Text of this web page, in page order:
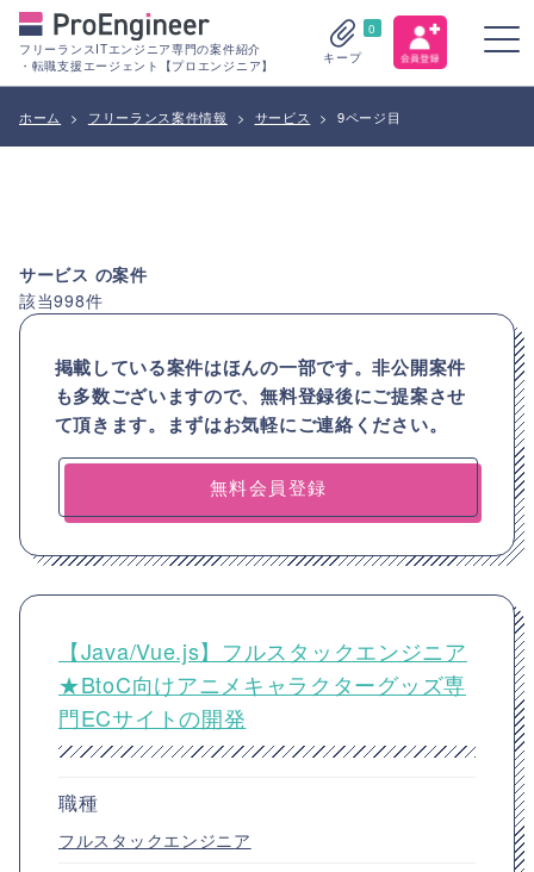
フリーランスITエンジニア専門の案件紹介
・転職支援エージェント【プロエンジニア】
0
キープ
ホーム > フリーランス案件情報 > サービス > 9ページ目
サービス の案件
該当998件
掲載している案件はほんの一部です。非公開案件
も多数ございますので、無料登録後にご提案させ
て頂きます。まずはお気軽にご連絡ください。
無料会員登録
【Java/Vue.js】フルスタックエンジニア
★BtoC向けアニメキャラクターグッズ専
門ECサイトの開発
職種
フルスタックエンジニア